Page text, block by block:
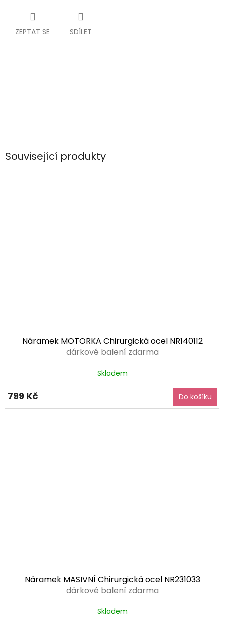
ZEPTAT SE SDÍLET
Související produkty
Náramek MOTORKA Chirurgická ocel NR140112
dárkové balení zdarma
Skladem
799 Kč Do košíku
Náramek MASIVNÍ Chirurgická ocel NR231033
dárkové balení zdarma
Skladem